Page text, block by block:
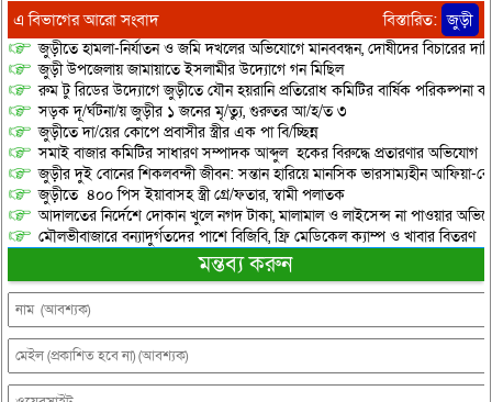
এ বিভাগের আরো সংবাদ বিস্তারিত: জুড়ী
জুড়ীতে হামলা-নির্যাতন ও জমি দখলের অভিযোগে মানববন্ধন, দোষীদের বিচারের দাবি
জুড়ী উপজেলায় জামায়াতে ইসলামীর উদ্যোগে গন মিছিল
রুম টু রিডের উদ্যোগে জুড়ীতে যৌন হয়রানি প্রতিরোধ কমিটির বার্ষিক পরিকল্পনা
সড়ক দূ/র্ঘটনা/য় জুড়ীর ১ জনের মৃ/ত্যু, গুরুতর আ/হ/ত ৩
জুড়ীতে দা/য়ের কোপে প্রবাসীর স্ত্রীর এক পা বি/চ্ছিন্ন
সমাই বাজার কমিটির সাধারণ সম্পাদক আব্দুল হকের বিরুদ্ধে প্রতারণার অভিযোগ
জুড়ীর দুই বোনের শিকলবন্দী জীবন: সন্তান হারিয়ে মানসিক ভারসাম্যহীন আফিয়া-
জুড়ীতে ৪০০ পিস ইয়াবাসহ স্ত্রী গ্রে/ফতার, স্বামী পলাতক
আদালতের নির্দেশে দোকান খুলে নগদ টাকা, মালামাল ও লাইসেন্স না পাওয়ার
মৌলভীবাজারে বন্যাদুর্গতদের পাশে বিজিবি, ফ্রি মেডিকেল ক্যাম্প ও খাবার বিতরণ
মন্তব্য করুন